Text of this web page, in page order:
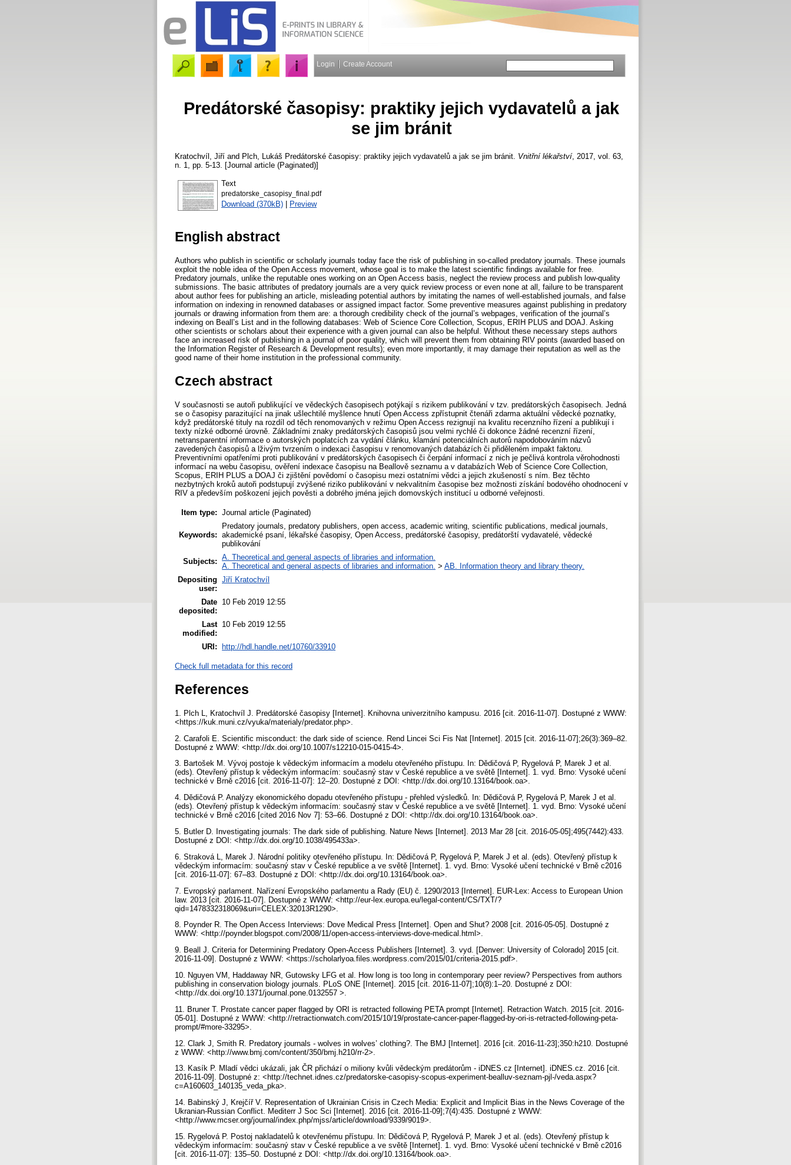
Login Create Account
Predátorské časopisy: praktiky jejich vydavatelů a jak
se jim bránit
Kratochvíl, Jiří and Plch, Lukáš Predátorské časopisy: praktiky jejich vydavatelů a jak se jim bránit. Vnitřní lékařství, 2017, vol. 63,
n. 1, pp. 5-13. [Journal article (Paginated)]
Text
predatorske_casopisy_final.pdf
Download (370kB) | Preview
English abstract
Authors who publish in scientific or scholarly journals today face the risk of publishing in so-called predatory journals. These journals
exploit the noble idea of the Open Access movement, whose goal is to make the latest scientific findings available for free.
Predatory journals, unlike the reputable ones working on an Open Access basis, neglect the review process and publish low-quality
submissions. The basic attributes of predatory journals are a very quick review process or even none at all, failure to be transparent
about author fees for publishing an article, misleading potential authors by imitating the names of well-established journals, and false
information on indexing in renowned databases or assigned impact factor. Some preventive measures against publishing in predatory
journals or drawing information from them are: a thorough credibility check of the journal’s webpages, verification of the journal’s
indexing on Beall’s List and in the following databases: Web of Science Core Collection, Scopus, ERIH PLUS and DOAJ. Asking
other scientists or scholars about their experience with a given journal can also be helpful. Without these necessary steps authors
face an increased risk of publishing in a journal of poor quality, which will prevent them from obtaining RIV points (awarded based on
the Information Register of Research & Development results); even more importantly, it may damage their reputation as well as the
good name of their home institution in the professional community.
Czech abstract
V současnosti se autoři publikující ve vědeckých časopisech potýkají s rizikem publikování v tzv. predátorských časopisech. Jedná
se o časopisy parazitující na jinak ušlechtilé myšlence hnutí Open Access zpřístupnit čtenáři zdarma aktuální vědecké poznatky,
když predátorské tituly na rozdíl od těch renomovaných v režimu Open Access rezignují na kvalitu recenzního řízení a publikují i
texty nízké odborné úrovně. Základními znaky predátorských časopisů jsou velmi rychlé či dokonce žádné recenzní řízení,
netransparentní informace o autorských poplatcích za vydání článku, klamání potenciálních autorů napodobováním názvů
zavedených časopisů a lživým tvrzením o indexaci časopisu v renomovaných databázích či přiděleném impakt faktoru.
Preventivními opatřeními proti publikování v predátorských časopisech či čerpání informací z nich je pečlivá kontrola věrohodnosti
informací na webu časopisu, ověření indexace časopisu na Beallově seznamu a v databázích Web of Science Core Collection,
Scopus, ERIH PLUS a DOAJ či zjištění povědomí o časopisu mezi ostatními vědci a jejich zkušeností s ním. Bez těchto
nezbytných kroků autoři podstupují zvýšené riziko publikování v nekvalitním časopise bez možnosti získání bodového ohodnocení v
RIV a především poškození jejich pověsti a dobrého jména jejich domovských institucí u odborné veřejnosti.
Item type: Journal article (Paginated)
Keywords:
Predatory journals, predatory publishers, open access, academic writing, scientific publications, medical journals,
akademické psaní, lékařské časopisy, Open Access, predátorské časopisy, predátorští vydavatelé, vědecké
publikování
Subjects: A. Theoretical and general aspects of libraries and information.
A. Theoretical and general aspects of libraries and information. > AB. Information theory and library theory.
Depositing
user:
Jiří Kratochvíl
Date
deposited:
10 Feb 2019 12:55
Last
modified:
10 Feb 2019 12:55
URI: http://hdl.handle.net/10760/33910
Check full metadata for this record
References
1. Plch L, Kratochvíl J. Predátorské časopisy [Internet]. Knihovna univerzitního kampusu. 2016 [cit. 2016-11-07]. Dostupné z WWW:
<https://kuk.muni.cz/vyuka/materialy/predator.php>.
2. Carafoli E. Scientific misconduct: the dark side of science. Rend Lincei Sci Fis Nat [Internet]. 2015 [cit. 2016-11-07];26(3):369–82.
Dostupné z WWW: <http://dx.doi.org/10.1007/s12210-015-0415-4>.
3. Bartošek M. Vývoj postoje k vědeckým informacím a modelu otevřeného přístupu. In: Dědičová P, Rygelová P, Marek J et al.
(eds). Otevřený přístup k vědeckým informacím: současný stav v České republice a ve světě [Internet]. 1. vyd. Brno: Vysoké učení
technické v Brně c2016 [cit. 2016-11-07]: 12–20. Dostupné z DOI: <http://dx.doi.org/10.13164/book.oa>.
4. Dědičová P. Analýzy ekonomického dopadu otevřeného přístupu - přehled výsledků. In: Dědičová P, Rygelová P, Marek J et al.
(eds). Otevřený přístup k vědeckým informacím: současný stav v České republice a ve světě [Internet]. 1. vyd. Brno: Vysoké učení
technické v Brně c2016 [cited 2016 Nov 7]: 53–66. Dostupné z DOI: <http://dx.doi.org/10.13164/book.oa>.
5. Butler D. Investigating journals: The dark side of publishing. Nature News [Internet]. 2013 Mar 28 [cit. 2016-05-05];495(7442):433.
Dostupné z DOI: <http://dx.doi.org/10.1038/495433a>.
6. Straková L, Marek J. Národní politiky otevřeného přístupu. In: Dědičová P, Rygelová P, Marek J et al. (eds). Otevřený přístup k
vědeckým informacím: současný stav v České republice a ve světě [Internet]. 1. vyd. Brno: Vysoké učení technické v Brně c2016
[cit. 2016-11-07]: 67–83. Dostupné z DOI: <http://dx.doi.org/10.13164/book.oa>.
7. Evropský parlament. Nařízení Evropského parlamentu a Rady (EU) č. 1290/2013 [Internet]. EUR-Lex: Access to European Union
law. 2013 [cit. 2016-11-07]. Dostupné z WWW: <http://eur-lex.europa.eu/legal-content/CS/TXT/?
qid=1478332318069&uri=CELEX:32013R1290>.
8. Poynder R. The Open Access Interviews: Dove Medical Press [Internet]. Open and Shut? 2008 [cit. 2016-05-05]. Dostupné z
WWW: <http://poynder.blogspot.com/2008/11/open-access-interviews-dove-medical.html>.
9. Beall J. Criteria for Determining Predatory Open-Access Publishers [Internet]. 3. vyd. [Denver: University of Colorado] 2015 [cit.
2016-11-09]. Dostupné z WWW: <https://scholarlyoa.files.wordpress.com/2015/01/criteria-2015.pdf>.
10. Nguyen VM, Haddaway NR, Gutowsky LFG et al. How long is too long in contemporary peer review? Perspectives from authors
publishing in conservation biology journals. PLoS ONE [Internet]. 2015 [cit. 2016-11-07];10(8):1–20. Dostupné z DOI:
<http://dx.doi.org/10.1371/journal.pone.0132557 >.
11. Bruner T. Prostate cancer paper flagged by ORI is retracted following PETA prompt [Internet]. Retraction Watch. 2015 [cit. 2016-
05-01]. Dostupné z WWW: <http://retractionwatch.com/2015/10/19/prostate-cancer-paper-flagged-by-ori-is-retracted-following-peta-
prompt/#more-33295>.
12. Clark J, Smith R. Predatory journals - wolves in wolves’ clothing?. The BMJ [Internet]. 2016 [cit. 2016-11-23];350:h210. Dostupné
z WWW: <http://www.bmj.com/content/350/bmj.h210/rr-2>.
13. Kasík P. Mladí vědci ukázali, jak ČR přichází o miliony kvůli vědeckým predátorům - iDNES.cz [Internet]. iDNES.cz. 2016 [cit.
2016-11-09]. Dostupné z: <http://technet.idnes.cz/predatorske-casopisy-scopus-experiment-bealluv-seznam-pjl-/veda.aspx?
c=A160603_140135_veda_pka>.
14. Babinský J, Krejčíř V. Representation of Ukrainian Crisis in Czech Media: Explicit and Implicit Bias in the News Coverage of the
Ukranian-Russian Conflict. Mediterr J Soc Sci [Internet]. 2016 [cit. 2016-11-09];7(4):435. Dostupné z WWW:
<http://www.mcser.org/journal/index.php/mjss/article/download/9339/9019>.
15. Rygelová P. Postoj nakladatelů k otevřenému přístupu. In: Dědičová P, Rygelová P, Marek J et al. (eds). Otevřený přístup k
vědeckým informacím: současný stav v České republice a ve světě [Internet]. 1. vyd. Brno: Vysoké učení technické v Brně c2016
[cit. 2016-11-07]: 135–50. Dostupné z DOI: <http://dx.doi.org/10.13164/book.oa>.